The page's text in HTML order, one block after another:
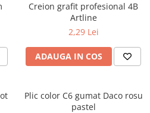
Creion grafit profesional 4B
Artline
2,29 Lei
ADAUGA IN COS
Plic color C6 gumat Daco rosu
pastel